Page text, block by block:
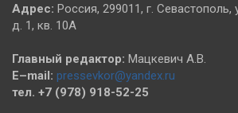
Адрес: Россия, 299011, г. Севастополь,
д. 1, кв. 10А
Главный редактор: Мацкевич А.В.
E–mail: pressevkor@yandex.ru
тел. +7 (978) 918-52-25